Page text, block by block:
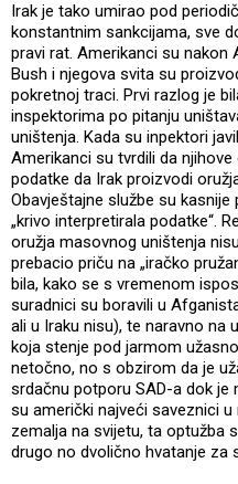
Irak je tako umirao pod
konstantnim sankcijama, sve
pravi rat. Amerikanci su nakon
Bush i njegova svita su
pokretnoj traci. Prvi razlog je
inspektorima po pitanju
uništenja. Kada su inpektori
Amerikanci su tvrdili da
podatke da Irak proizvodi
Obavještajne službe su
„krivo interpretirala podatke“.
oružja masovnog uništenja
prebacio priču na „iračko
bila, kako se s vremenom
suradnici su boravili u
ali u Iraku nisu), te naravno na
koja stenje pod jarmom
netočno, no s obzirom da je
srdačnu potporu SAD-a dok je
su američki najveći saveznici
zemalja na svijetu, ta optužba
drugo no dvolično hvatanje za